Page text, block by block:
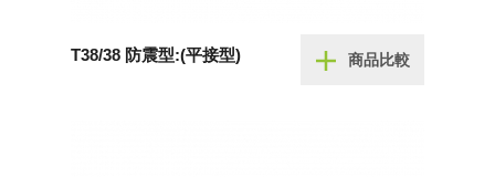
T38/38 防震型:(平接型) 商品比較